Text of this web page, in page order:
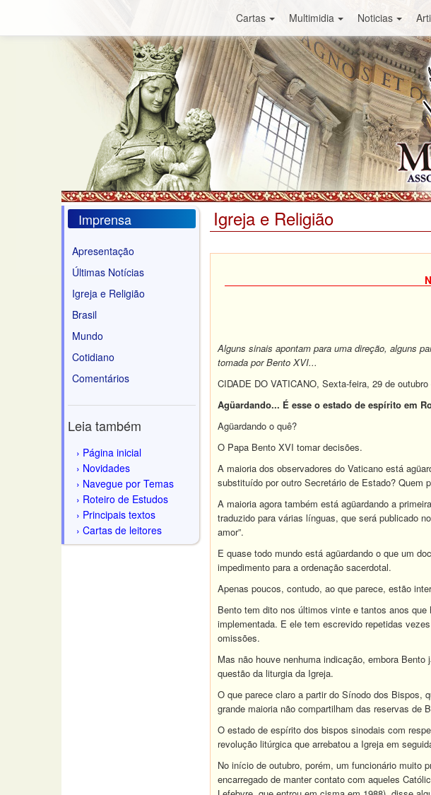
Cartas Multimidia Noticias
Imprensa
Apresentação
Últimas Notícias
Igreja e Religião
Brasil
Mundo
Cotidiano
Comentários
Leia também
Página inicial
Novidades
Navegue por Temas
Roteiro de Estudos
Principais textos
Cartas de leitores
Igreja e Religião
Alguns sinais apontam para uma direção, alguns
tomada por Bento XVI...
CIDADE DO VATICANO, Sexta-feira, 29 de outubro
Agüardando... É esse o estado de espírito em
Agüardando o quê?
O Papa Bento XVI tomar decisões.
A maioria dos observadores do Vaticano está
substituído por outro Secretário de Estado? Quem
A maioria agora também está agüardando a
traduzido para várias línguas, que será publicado
amor”.
E quase todo mundo está agüardando o que um
impedimento para a ordenação sacerdotal.
Apenas poucos, contudo, ao que parece, estão
Bento tem dito nos últimos vinte e tantos anos
implementada. E ele tem escrevido repetidas
omissões.
Mas não houve nenhuma indicação, embora
questão da liturgia da Igreja.
O que parece claro a partir do Sínodo dos Bispos,
grande maioria não compartilham das reservas de
O estado de espírito dos bispos sinodais com
revolução litúrgica que arrebatou a Igreja em
No início de outubro, porém, um funcionário muito
encarregado de manter contato com aqueles